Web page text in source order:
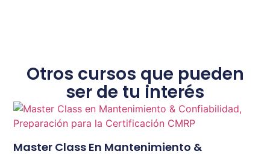
Otros cursos que pueden
ser de tu interés
Master Class En Mantenimiento &